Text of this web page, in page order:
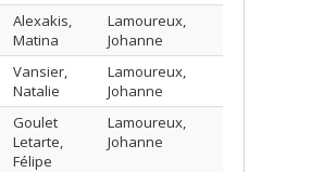
Alexakis,
Matina
Lamoureux,
Johanne
Vansier,
Natalie
Lamoureux,
Johanne
Goulet
Letarte,
Félipe
Lamoureux,
Johanne